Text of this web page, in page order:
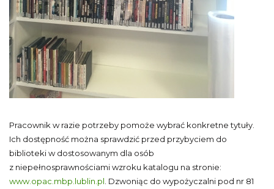
Pracownik w razie potrzeby pomoże wybrać konkretne tytuły.
Ich dostępność można sprawdzić przed przybyciem do
biblioteki w dostosowanym dla osób
z niepełnosprawnościami wzroku katalogu na stronie:
www.opac.mbp.lublin.pl . Dzwoniąc do wypożyczalni pod nr 81